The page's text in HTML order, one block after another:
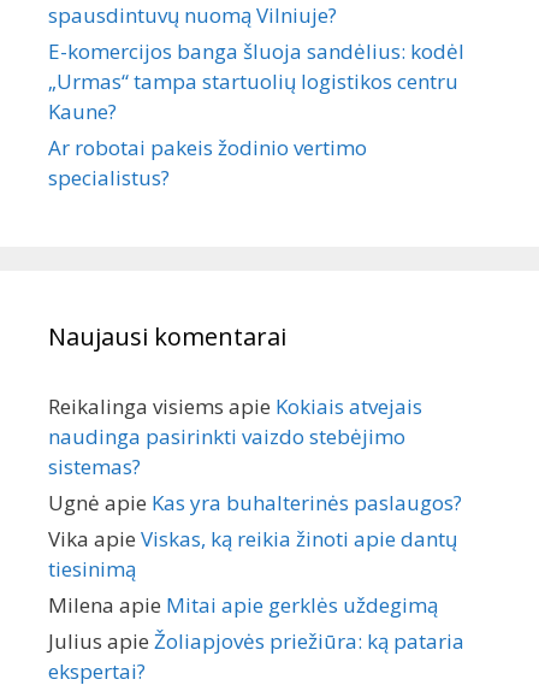
spausdintuvų nuomą Vilniuje?
E-komercijos banga šluoja sandėlius: kodėl
„Urmas“ tampa startuolių logistikos centru
Kaune?
Ar robotai pakeis žodinio vertimo
specialistus?
Naujausi komentarai
Reikalinga visiems apie Kokiais atvejais
naudinga pasirinkti vaizdo stebėjimo
sistemas?
Ugnė apie Kas yra buhalterinės paslaugos?
Vika apie Viskas, ką reikia žinoti apie dantų
tiesinimą
Milena apie Mitai apie gerklės uždegimą
Julius apie Žoliapjovės priežiūra: ką pataria
ekspertai?